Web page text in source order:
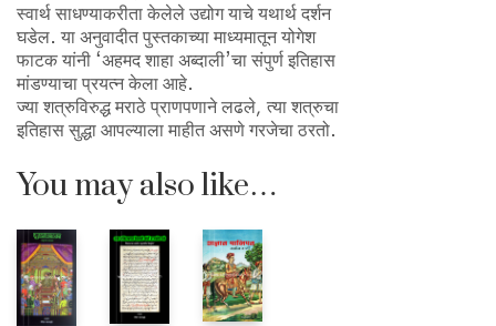
स्वार्थ साधण्याकरीता केलेले उद्योग याचे यथार्थ दर्शन
घडेल. या अनुवादीत पुस्तकाच्या माध्यमातून योगेश
फाटक यांनी ‘अहमद शाहा अब्दाली’चा संपुर्ण इतिहास
मांडण्याचा प्रयत्न केला आहे.
ज्या शत्रुविरुद्ध मराठे प्राणपणाने लढले, त्या शत्रुचा
इतिहास सुद्धा आपल्याला माहीत असणे गरजेचा ठरतो.
You may also like…